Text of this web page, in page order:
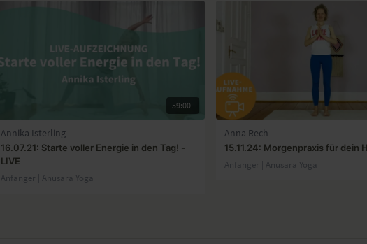
59:00
Annika Isterling
16.07.21: Starte voller Energie in den Tag! -
LIVE
Anfänger | Anusara Yoga
Anna Rech
15.11.24: Morgenpraxis für dein
Anfänger | Anusara Yoga